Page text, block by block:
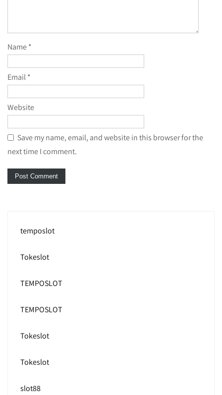
Name*
Email*
Website
Save my name, email, and website in this browser for the
next time I comment.
temposlot
Tokeslot
TEMPOSLOT
TEMPOSLOT
Tokeslot
Tokeslot
slot88